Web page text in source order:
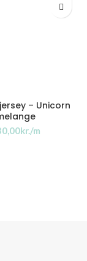
– Unicorn
kr.